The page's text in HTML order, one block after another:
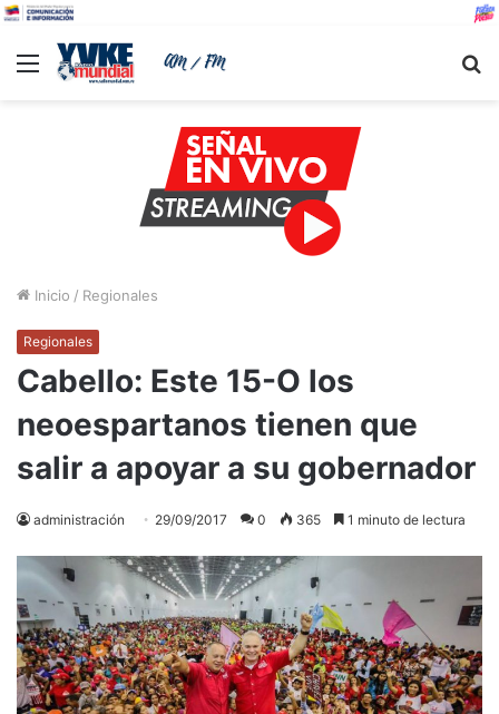
Menu
Inicio / Regionales
Regionales
Cabello: Este 15-O los
neoespartanos tienen que
salir a apoyar a su gobernador
administración 29/09/2017 0 365 1 minuto de lectura